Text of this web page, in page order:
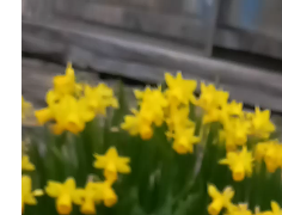
画
プ
レ
ー
ヤ
ー